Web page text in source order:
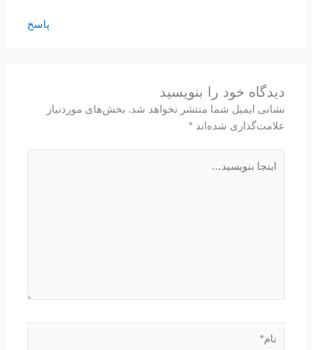
پاسخ
دیدگاه‌ خود را بنویسید
نشانی ایمیل شما منتشر نخواهد شد. بخش‌های موردنیاز
علامت‌گذاری شده‌اند*
بنویسید…